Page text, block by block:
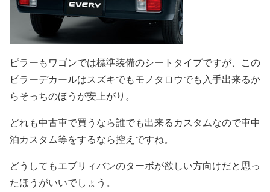
ピラーもワゴンでは標準装備のシートタイプですが、この
ピラーデカールはスズキでもモノタロウでも入手出来るか
らそっちのほうが安上がり。
どれも中古車で買うなら誰でも出来るカスタムなので車中
泊カスタム等をするなら控えですね。
どうしてもエブリィバンのターボが欲しい方向けだと思っ
たほうがいいでしょう。